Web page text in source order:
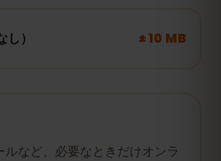
） ± 10 MB
など、必要なときだけオンラ